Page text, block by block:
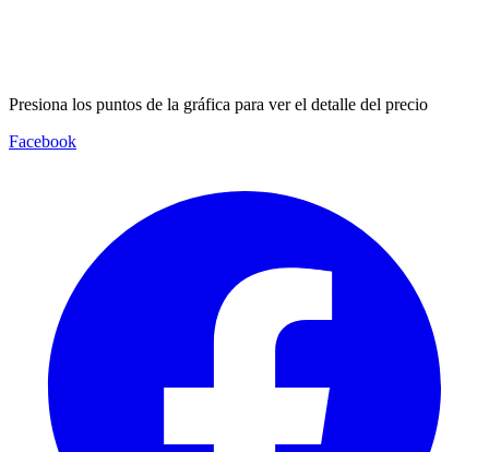
Presiona los puntos de la gráfica para ver el detalle del precio
Facebook